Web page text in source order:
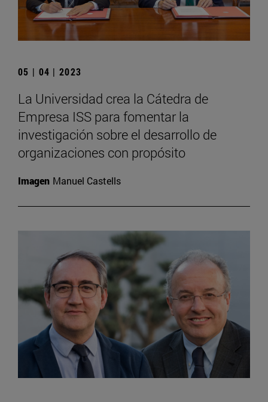
05 | 04 | 2023
La Universidad crea la Cátedra de
Empresa ISS para fomentar la
investigación sobre el desarrollo de
organizaciones con propósito
Imagen Manuel Castells